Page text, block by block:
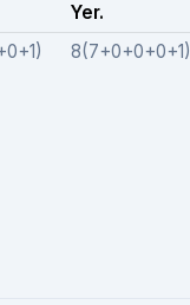
Yer.
8(7+0+0+0+1)